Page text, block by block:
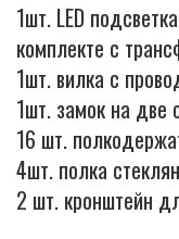
1шт. LED
комплекте с
1шт. вилка с
1шт. замок на две
16 шт.
4шт. полка
2 шт. кронштейн